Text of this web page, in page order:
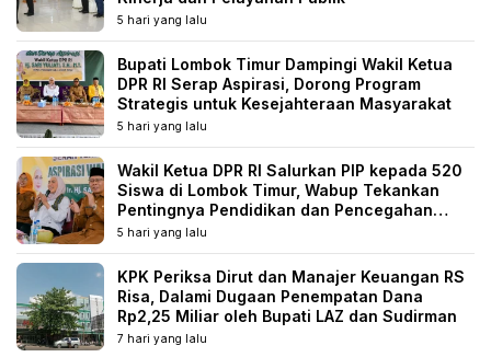
5 hari yang lalu
Bupati Lombok Timur Dampingi Wakil Ketua
DPR RI Serap Aspirasi, Dorong Program
Strategis untuk Kesejahteraan Masyarakat
5 hari yang lalu
Wakil Ketua DPR RI Salurkan PIP kepada 520
Siswa di Lombok Timur, Wabup Tekankan
Pentingnya Pendidikan dan Pencegahan
Perkawinan Anak
5 hari yang lalu
KPK Periksa Dirut dan Manajer Keuangan RS
Risa, Dalami Dugaan Penempatan Dana
Rp2,25 Miliar oleh Bupati LAZ dan Sudirman
7 hari yang lalu